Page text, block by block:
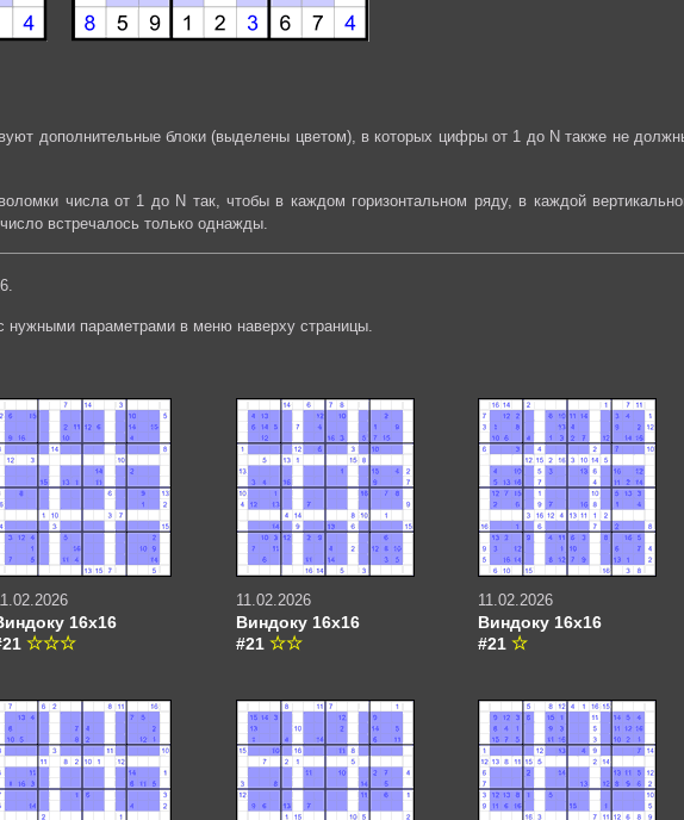
дополнительные блоки (выделены цветом), в которых цифры от 1 до N также не
числа от 1 до N так, чтобы в каждом горизонтальном ряду, в каждой
встречалось только однажды.
нужными параметрами в меню наверху страницы.
16х16
11.02.2026
Виндоку 16х16
#21
11.02.2026
Виндоку 16х16
#21